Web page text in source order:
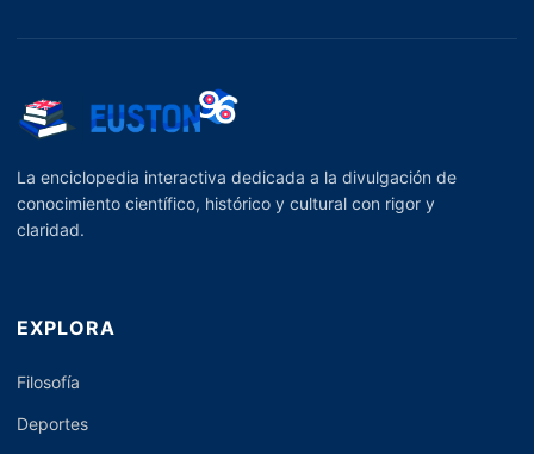
La enciclopedia interactiva dedicada a la divulgación de
conocimiento científico, histórico y cultural con rigor y
claridad.
EXPLORA
Filosofía
Deportes